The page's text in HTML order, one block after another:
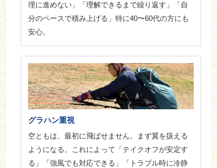
理に進めない」「理解できるまで繰り返す」「自
分のペースで積み上げる」特に40〜60代の方にも
安心。
グラハン重視
空ともは、最初に飛ばせません。まず翼を扱える
ようになる。これによって「テイクオフが安定す
る」「強風でも対応できる」「トラブル時に冷静